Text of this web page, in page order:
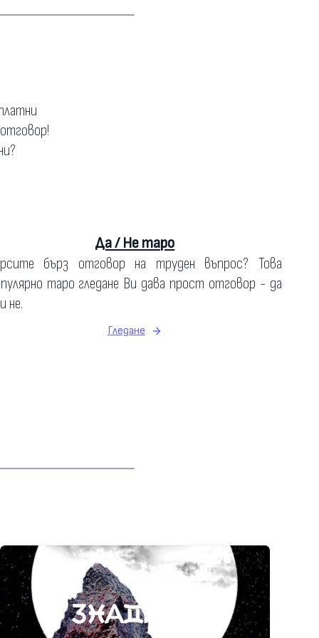
Да / Не таро
бърз отговор на труден въпрос? Това
таро гледане Ви дава прост отговор - да
не.
Гледане